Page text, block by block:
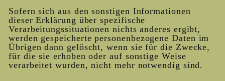
Sofern sich aus den sonstigen Informationen
dieser Erklärung über spezifische
Verarbeitungssituationen nichts anderes ergibt,
werden gespeicherte personenbezogene Daten im
Übrigen dann gelöscht, wenn sie für die Zwecke,
für die sie erhoben oder auf sonstige Weise
verarbeitet wurden, nicht mehr notwendig sind.